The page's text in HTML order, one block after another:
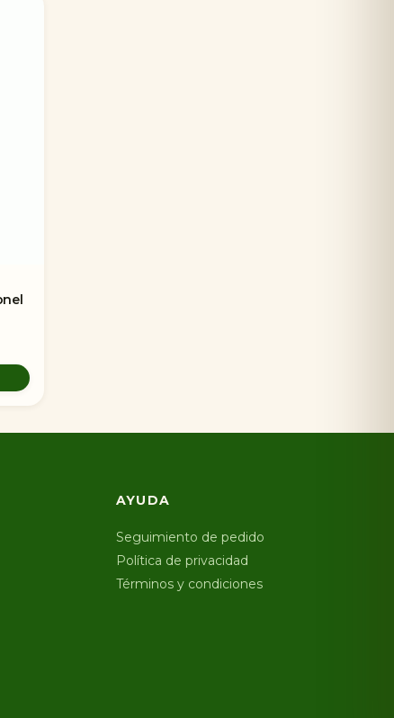
AYUDA
Seguimiento de pedido
Política de privacidad
Términos y condiciones